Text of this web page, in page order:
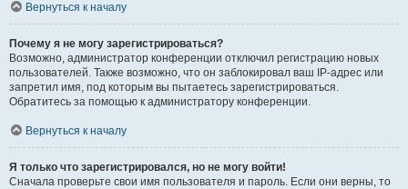
Вернуться к началу
Почему я не могу зарегистрироваться?
Возможно, администратор конференции отключил регистрацию новых
пользователей. Также возможно, что он заблокировал ваш IP-адрес или
запретил имя, под которым вы пытаетесь зарегистрироваться.
Обратитесь за помощью к администратору конференции.
Вернуться к началу
Я только что зарегистрировался, но не могу войти!
Сначала проверьте свои имя пользователя и пароль. Если они верны, то